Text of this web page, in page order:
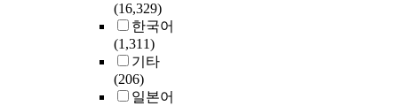
(16,329)
한국어
(1,311)
기타
(206)
일본어